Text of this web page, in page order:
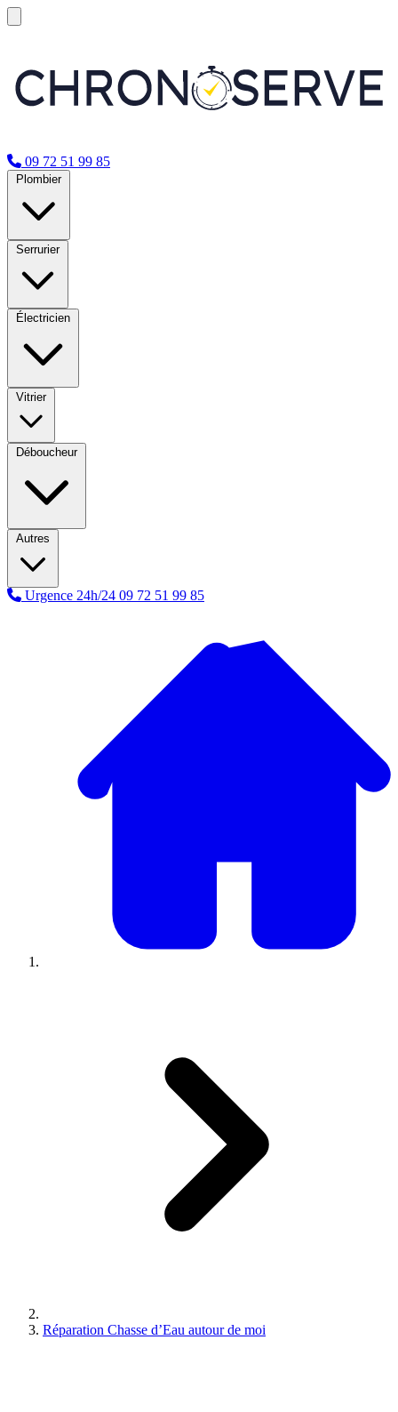
09 72 51 99 85
Plombier
Serrurier
Électricien
Vitrier
Déboucheur
Autres
Urgence 24h/24 09 72 51 99 85
Réparation Chasse d’Eau autour de moi